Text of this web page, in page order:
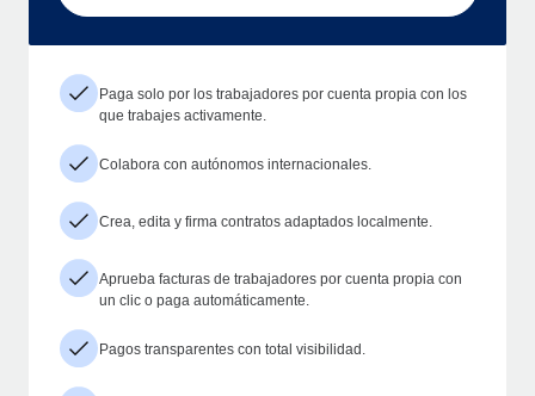
Paga solo por los trabajadores por cuenta propia con los
que trabajes activamente.
Colabora con autónomos internacionales.
Crea, edita y firma contratos adaptados localmente.
Aprueba facturas de trabajadores por cuenta propia con
un clic o paga automáticamente.
Pagos transparentes con total visibilidad.